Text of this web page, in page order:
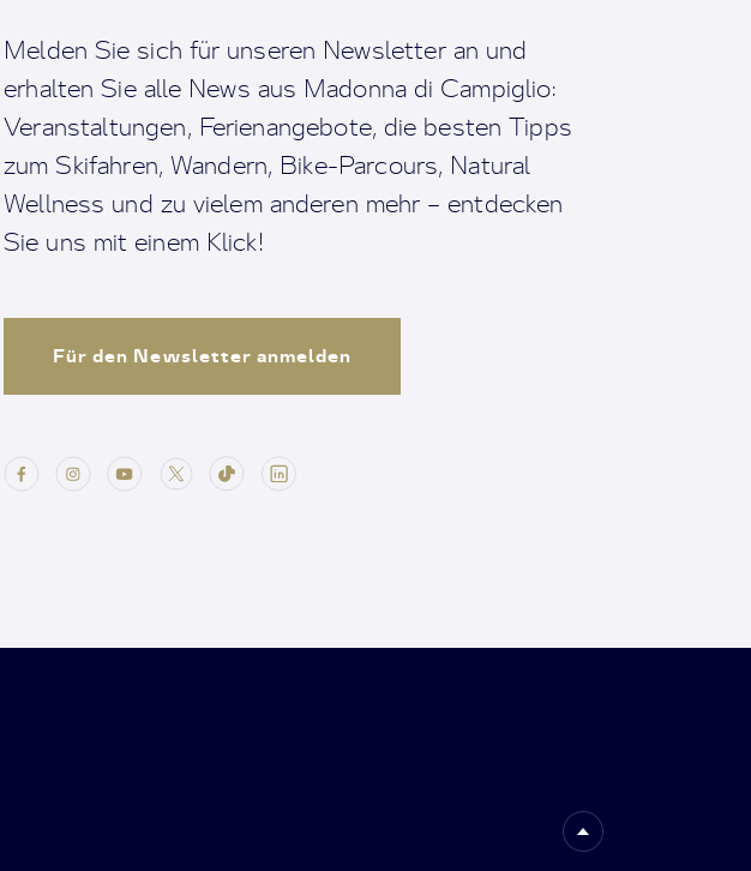
Melden Sie sich für unseren Newsletter an und
erhalten Sie alle News aus Madonna di Campiglio:
Veranstaltungen, Ferienangebote, die besten Tipps
zum Skifahren, Wandern, Bike-Parcours, Natural
Wellness und zu vielem anderen mehr – entdecken
Sie uns mit einem Klick!
Für den Newsletter anmelden